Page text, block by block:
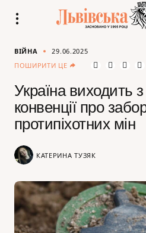
ВІЙНА
29.06.2025
ПОШИРИТИ ЦЕ
Україна виходить
конвенції про
протипіхотних мін
КАТЕРИНА ТУЗЯК